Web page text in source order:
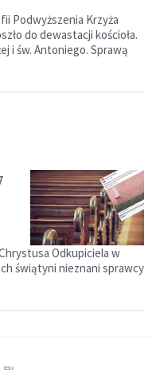
Podwyższenia Krzyża
do dewastacji kościoła.
i św. Antoniego. Sprawą
Odkupiciela w
świątyni nieznani sprawcy